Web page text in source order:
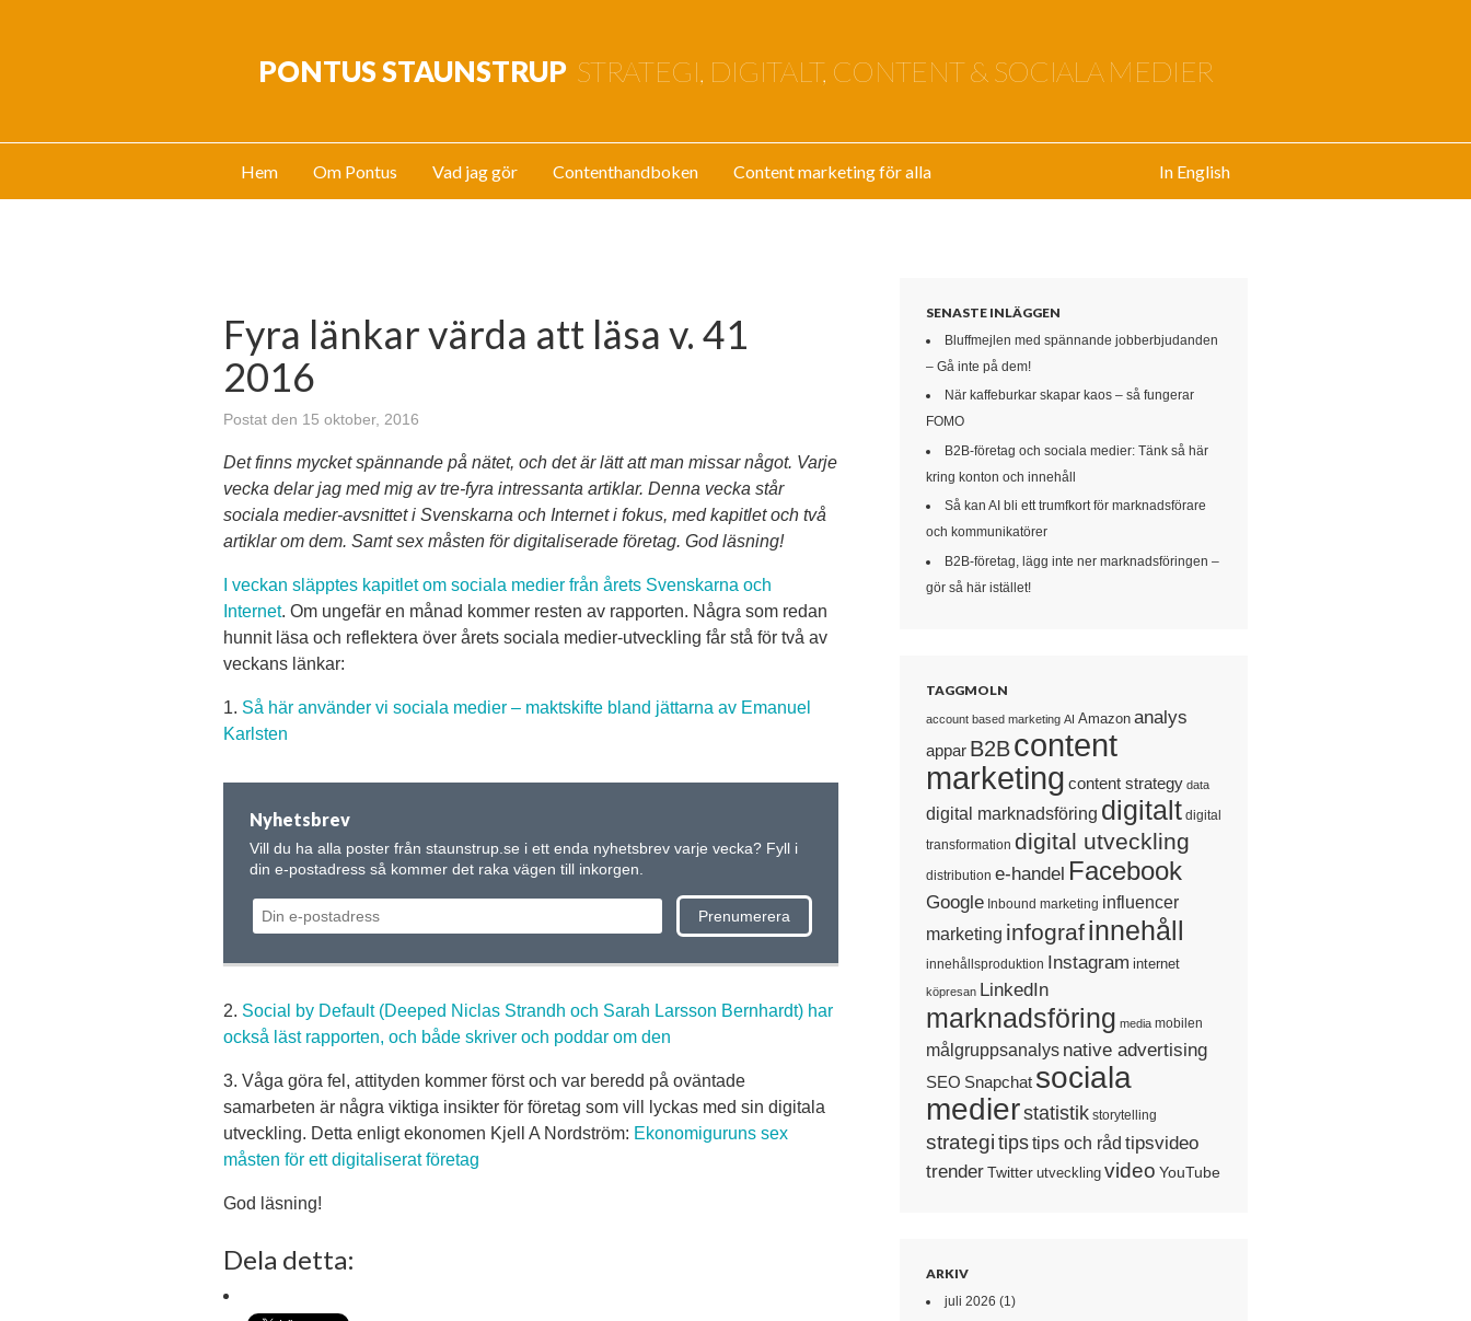
PONTUS STAUNSTRUP STRATEGI, DIGITALT, CONTENT & SOCIALA MEDIER
Hem Om Pontus Vad jag gör Contenthandboken Content marketing för alla In English
Fyra länkar värda att läsa v. 41
2016
Postat den 15 oktober, 2016
Det finns mycket spännande på nätet, och det är lätt att man missar något. Varje
vecka delar jag med mig av tre-fyra intressanta artiklar. Denna vecka står
sociala medier-avsnittet i Svenskarna och Internet i fokus, med kapitlet och två
artiklar om dem. Samt sex måsten för digitaliserade företag. God läsning!
I veckan släpptes kapitlet om sociala medier från årets Svenskarna och
Internet. Om ungefär en månad kommer resten av rapporten. Några som redan
hunnit läsa och reflektera över årets sociala medier-utveckling får stå för två av
veckans länkar:
1. Så här använder vi sociala medier – maktskifte bland jättarna av Emanuel
Karlsten
Nyhetsbrev
Vill du ha alla poster från staunstrup.se i ett enda nyhetsbrev varje vecka? Fyll i
din e-postadress så kommer det raka vägen till inkorgen.
2. Social by Default (Deeped Niclas Strandh och Sarah Larsson Bernhardt) har
också läst rapporten, och både skriver och poddar om den
3. Våga göra fel, attityden kommer först och var beredd på oväntade
samarbeten är några viktiga insikter för företag som vill lyckas med sin digitala
utveckling. Detta enligt ekonomen Kjell A Nordström: Ekonomiguruns sex
måsten för ett digitaliserat företag
God läsning!
Dela detta:
SENASTE INLÄGGEN
Bluffmejlen med spännande jobberbjudanden
– Gå inte på dem!
När kaffeburkar skapar kaos – så fungerar
FOMO
B2B-företag och sociala medier: Tänk så här
kring konton och innehåll
Så kan AI bli ett trumfkort för marknadsförare
och kommunikatörer
B2B-företag, lägg inte ner marknadsföringen –
gör så här istället!
TAGGMOLN
account based marketing AI Amazon analys
appar B2Bcontent
marketing content strategy data
digital marknadsföring digitalt digital
transformation digital utveckling
distribution e-handel Facebook
Google Inbound marketing influencer
marketing infografinnehåll
innehållsproduktion Instagram internet
köpresan LinkedIn
marknadsföring media mobilen
målgruppsanalys native advertising
SEO Snapchat sociala
medierstatistik storytelling
strategi tipstips och råd tipsvideo
trender Twitter utveckling video YouTube
ARKIV
juli 2026 (1)